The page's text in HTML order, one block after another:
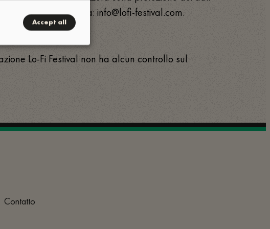
essere inviate a: info@lofi-festival.com.
Lo-Fi Festival non ha alcun controllo sul
Contatto
Accept all